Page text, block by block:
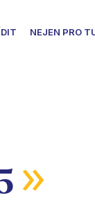
NEJEN PRO
»